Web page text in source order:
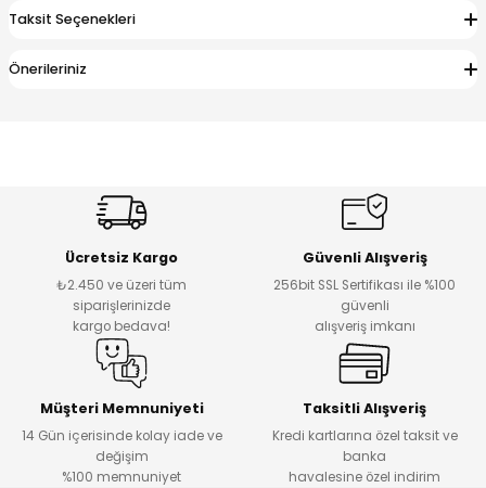
Taksit Seçenekleri
Önerileriniz
Ücretsiz Kargo
₺2.450 ve üzeri tüm
siparişlerinizde
kargo bedava!
Güvenli Alışveriş
256bit SSL Sertifikası ile %100
güvenli
alışveriş imkanı
Müşteri Memnuniyeti
14 Gün içerisinde kolay iade ve
değişim
%100 memnuniyet
Taksitli Alışveriş
Kredi kartlarına özel taksit ve
banka
havalesine özel indirim